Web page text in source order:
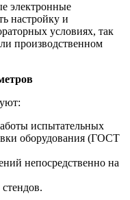
электронные
настройку и
условиях, так
производственном
испытательных
оборудования (ГОСТ
непосредственно на